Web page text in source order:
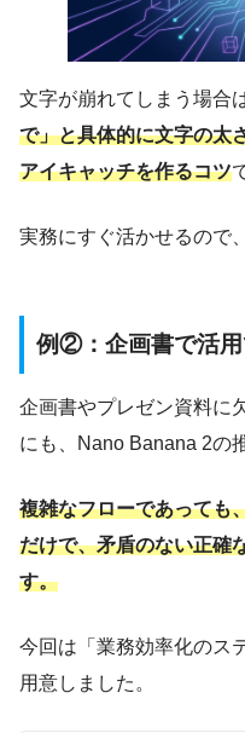
文字が崩れてしまう場合は
で」と具体的に文字の太
アイキャッチを作るコツ
実務にすぐ活かせるので
例②：企画書で活用
企画書やプレゼン資料に
にも、Nano Banana 2の
複雑なフローであっても
だけで、矛盾のない正確
す。
今回は「業務効率化のス
用意しました。